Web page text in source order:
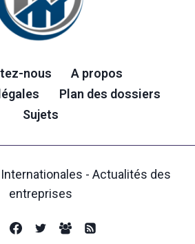
nous
A propos
Plan des dossiers
Sujets
- Actualités des
entreprises